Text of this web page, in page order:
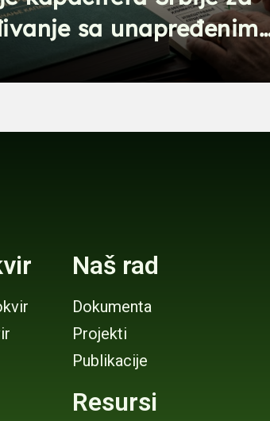
sa unapređenim
transparentnosti
iz Pariza (CBIT2)
Naš rad
Dokumenta
Projekti
Publikacije
Resursi